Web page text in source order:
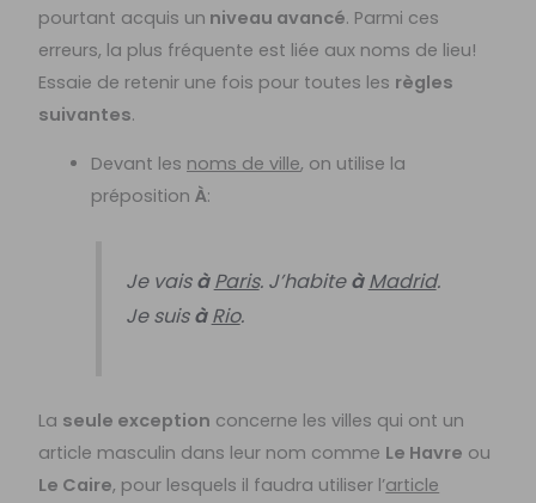
pourtant acquis un niveau avancé. Parmi ces
erreurs, la plus fréquente est liée aux noms de lieu!
Essaie de retenir une fois pour toutes les règles
suivantes.
Devant les noms de ville, on utilise la
préposition À:
Je vaisà Paris. J’habiteà Madrid.
Je suisà Rio.
La seule exception concerne les villes qui ont un
article masculin dans leur nom comme Le Havre ou
Le Caire, pour lesquels il faudra utiliser l’article